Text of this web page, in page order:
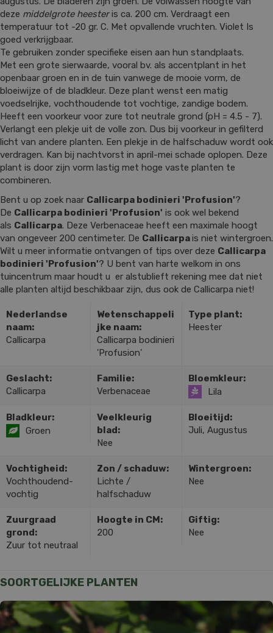
deze middelgrote heesteris ca. 200 cm. Verdraagt een
temperatuur tot -20 gr. C. Met opvallende vruchten. Violet Is
goed verkrijgbaar.
Te gebruiken zonder specifieke eisen aan hun standplaats.
Met een grote sierwaarde, vooral bv. als accentplant in het
openbaar groen en in de tuin vanwege de mooie vorm, de
bloeiwijze of de bladkleur. Deze plant wenst een matig
voedselrijke, vochthoudende tot vochtige, zandige bodem.
Heeft een voorkeur voor zure tot neutrale grond (pH = 4.5 - 7).
Verlangt een plekje uit de volle zon. Dus bij voorkeur in gefilterd
licht van andere planten. Een plekje in de halfschaduw wordt ook
verdragen. Kan bij nachtvorst in april-mei schade oplopen. Deze
plant is door zijn vorm lastig met hoge vaste planten te
combineren.
Bent u op zoek naar Callicarpa bodinieri 'Profusion'?
De Callicarpa bodinieri 'Profusion' is ook wel bekend
als Callicarpa. Deze Verbenaceae heeft een maximale hoogt
van ongeveer 200 centimeter. De Callicarpais niet wintergroen.
Wilt u meer informatie ontvangen of tips over deze Callicarpa
bodinieri 'Profusion'? U bent van harte welkom in ons
tuincentrum maar houdt u er alstublieft rekening mee dat niet
alle planten altijd beschikbaar zijn, dus ook de Callicarpa niet!
Nederlandse
naam:
Callicarpa
Wetenschappeli
jke naam:
Callicarpa bodinieri
'Profusion'
Type plant:
Heester
Geslacht:
Callicarpa
Familie:
Verbenaceae
Bloemkleur:
Lila
Bladkleur:
Groen
Veelkleurig
blad:
Nee
Bloeitijd:
Juli, Augustus
Vochtigheid:
Vochthoudend-
vochtig
Zon / schaduw:
Lichte /
halfschaduw
Wintergroen:
Nee
Zuurgraad
grond:
Zuur tot neutraal
Hoogte in CM:
200
Giftig:
Nee
SOORTGELIJKE PLANTEN